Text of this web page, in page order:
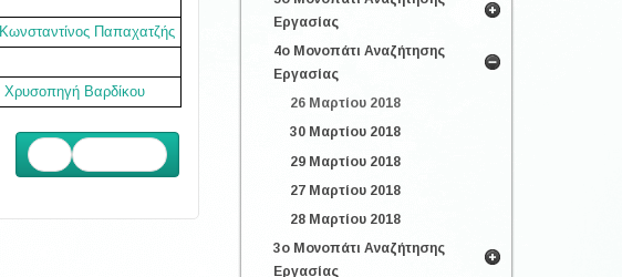
Κωνσταντίνος Παπαχατζής
Χρυσοπηγή Βαρδίκου
Εργασίας
4ο Μονοπάτι Αναζήτησης
Εργασίας
26 Μαρτίου 2018
30 Μαρτίου 2018
29 Μαρτίου 2018
27 Μαρτίου 2018
28 Μαρτίου 2018
3ο Μονοπάτι Αναζήτησης
Εργασίας